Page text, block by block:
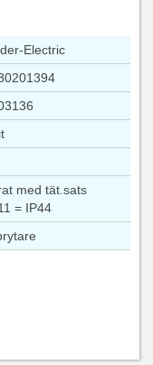
Electric
med tät.sats
= IP44